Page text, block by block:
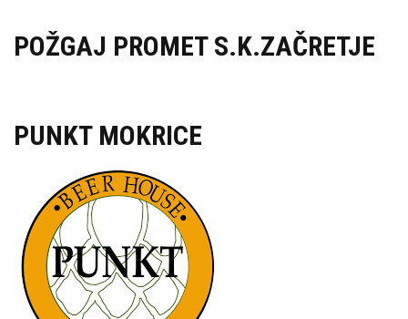
POŽGAJ PROMET S.K.ZAČRETJE
PUNKT MOKRICE